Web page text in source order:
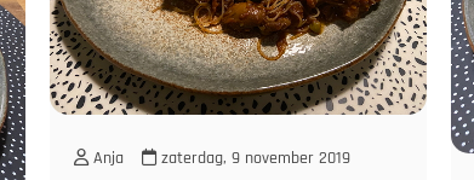
Anja
zaterdag, 9 november 2019